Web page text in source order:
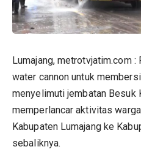
Lumajang, metrotvjatim.com
water cannon untuk
menyelimuti jembatan Besuk
memperlancar aktivitas
Kabupaten Lumajang ke
sebaliknya.